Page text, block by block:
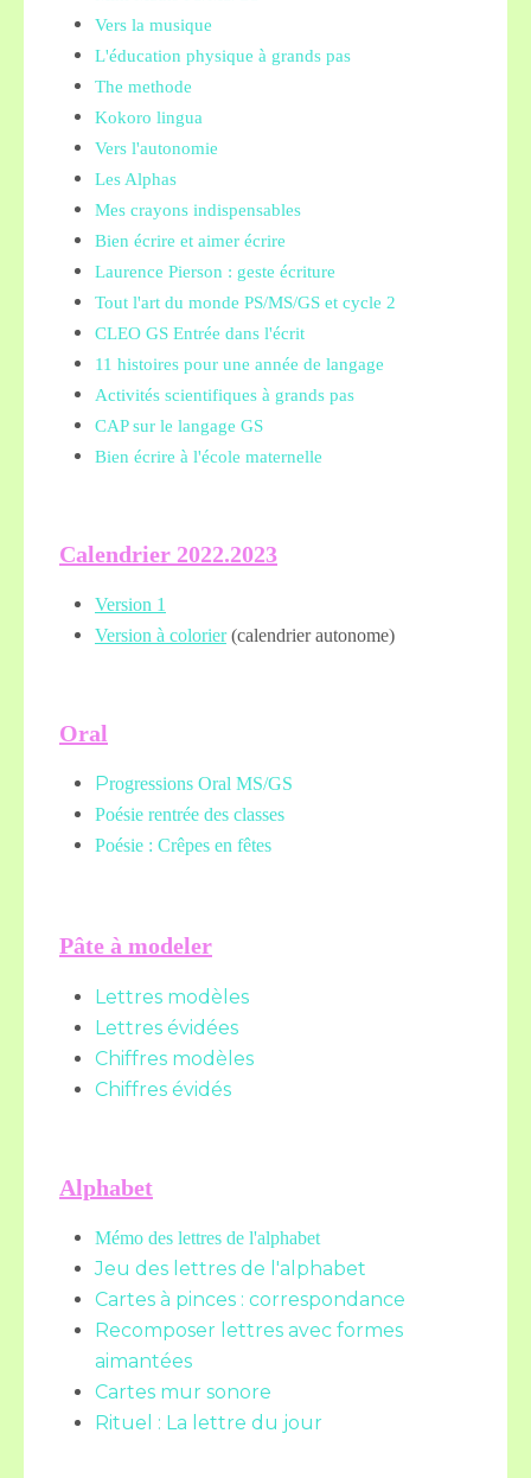
Vers la musique
L'éducation physique à grands pas
The methode
Kokoro lingua
Vers l'autonomie
Les Alphas
Mes crayons indispensables
Bien écrire et aimer écrire
Laurence Pierson : geste écriture
Tout l'art du monde PS/MS/GS et cycle 2
CLEO GS Entrée dans l'écrit
11 histoires pour une année de langage
Activités scientifiques à grands pas
CAP sur le langage GS
Bien écrire à l'école maternelle
Calendrier 2022.2023
Version 1
Version à colorier(calendrier autonome)
Oral
Progressions Oral MS/GS
Poésie rentrée des classes
Poésie : Crêpes en fêtes
Pâte à modeler
Lettres modèles
Lettres évidées
Chiffres modèles
Chiffres évidés
Alphabet
Mémo des lettres de l'alphabet
Jeu des lettres de l'alphabet
Cartes à pinces : correspondance
Recomposer lettres avec formes
aimantées
Cartes mur sonore
Rituel : La lettre du jour